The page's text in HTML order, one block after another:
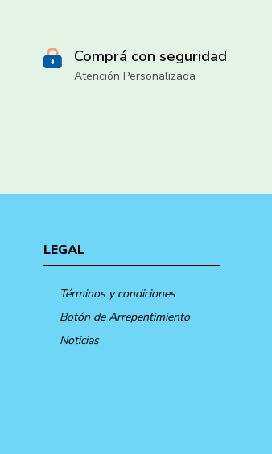
Comprá con seguridad
Atención Personalizada
LEGAL
Términos y condiciones
Botón de Arrepentimiento
Noticias